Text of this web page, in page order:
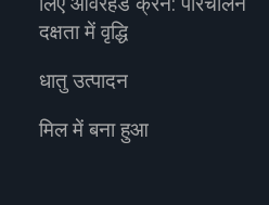
दक्षता में वृद्धि
धातु उत्पादन
मिल में बना हुआ